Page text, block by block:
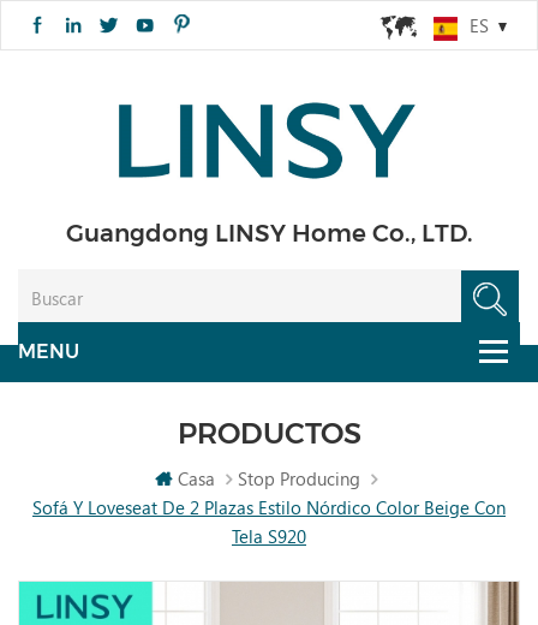
ES
Guangdong LINSY Home Co., LTD.
PRODUCTOS
Casa
Stop Producing
Sofá Y Loveseat De 2 Plazas Estilo Nórdico Color Beige Con
Tela S920